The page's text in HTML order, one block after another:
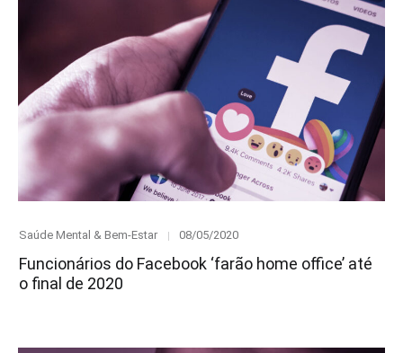
Category
Saúde Mental & Bem-Estar
Posted
08/05/2020
Funcionários do Facebook ‘farão home office’ até
o final de 2020